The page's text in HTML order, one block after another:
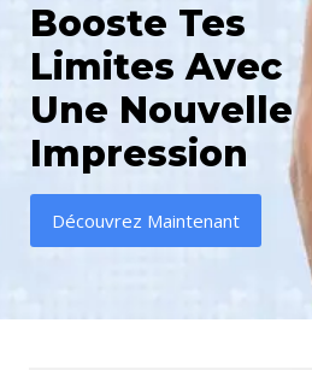
Booste Tes
Limites Avec
Une Nouvelle
Impression
Découvrez Maintenant